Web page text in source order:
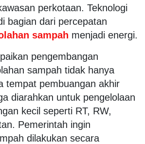
perkotaan. Teknologi
bagian dari percepatan
sampah menjadi energi.
pengembangan
sampah tidak hanya
tempat pembuangan akhir
diarahkan untuk pengelolaan
kecil seperti RT, RW,
Pemerintah ingin
dilakukan secara